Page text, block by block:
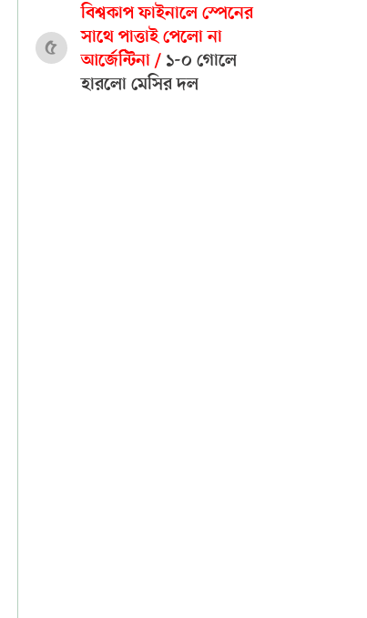
৫
বিশ্বকাপ ফাইনালে স্পেনের
সাথে পাত্তাই পেলো না
আর্জেন্টিনা / ১-০ গোলে
হারলো মেসির দল